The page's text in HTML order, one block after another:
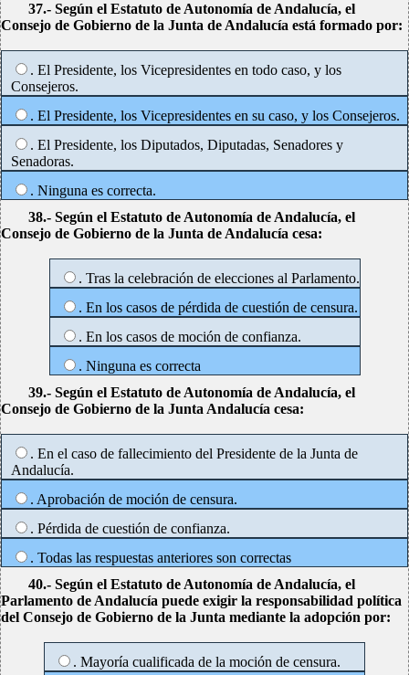
37.- Según el Estatuto de Autonomía de Andalucía, el
Consejo de Gobierno de la Junta de Andalucía está formado por:
. El Presidente, los Vicepresidentes en todo caso, y los
Consejeros.
. El Presidente, los Vicepresidentes en su caso, y los Consejeros.
. El Presidente, los Diputados, Diputadas, Senadores y
Senadoras.
. Ninguna es correcta.
38.- Según el Estatuto de Autonomía de Andalucía, el
Consejo de Gobierno de la Junta de Andalucía cesa:
. Tras la celebración de elecciones al Parlamento.
. En los casos de pérdida de cuestión de censura.
. En los casos de moción de confianza.
. Ninguna es correcta
39.- Según el Estatuto de Autonomía de Andalucía, el
Consejo de Gobierno de la Junta Andalucía cesa:
. En el caso de fallecimiento del Presidente de la Junta de
Andalucía.
. Aprobación de moción de censura.
. Pérdida de cuestión de confianza.
. Todas las respuestas anteriores son correctas
40.- Según el Estatuto de Autonomía de Andalucía, el
Parlamento de Andalucía puede exigir la responsabilidad política
del Consejo de Gobierno de la Junta mediante la adopción por:
. Mayoría cualificada de la moción de censura.